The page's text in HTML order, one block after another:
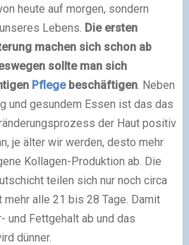
heute auf morgen, sondern
Lebens. Die ersten
machen sich schon ab
sollte man sich
Pflegebeschäftigen. Neben
und gesundem Essen ist das das
der Haut positiv
je älter wir werden, desto mehr
Kollagen-Produktion ab. Die
teilen sich nur noch circa
mehr alle 21 bis 28 Tage. Damit
und Fettgehalt ab und das
dünner.